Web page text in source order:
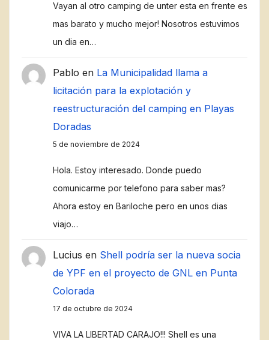
Vayan al otro camping de unter esta en frente es
mas barato y mucho mejor! Nosotros estuvimos
un dia en…
Pablo en La Municipalidad llama a
licitación para la explotación y
reestructuración del camping en Playas
Doradas
5 de noviembre de 2024
Hola. Estoy interesado. Donde puedo
comunicarme por telefono para saber mas?
Ahora estoy en Bariloche pero en unos dias
viajo…
Lucius en Shell podría ser la nueva socia
de YPF en el proyecto de GNL en Punta
Colorada
17 de octubre de 2024
VIVA LA LIBERTAD CARAJO!!! Shell es una